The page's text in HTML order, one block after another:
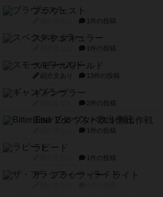
ブラヴェスト
1件の投稿
スペクタキュラー
1件の投稿
スモールワールド
紹介文あり 13件の投稿
ギャンブラー
2件の投稿
Bitter End ブタペスト救出作戦
1件の投稿
ラピード
1件の投稿
ザ・フラッフィー・ライト